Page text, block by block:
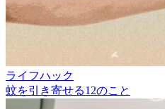
ライフハック
蚊を引き寄せる12のこと